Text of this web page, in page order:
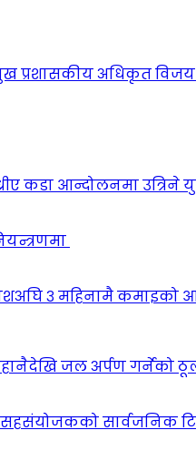
प्रशासकीय अधिकृत विजय
कडा आन्दोलनमा
३ महिनामै कमाइको
जल अर्पण गर्नेको
सहसंयोजकको सार्वजनिक